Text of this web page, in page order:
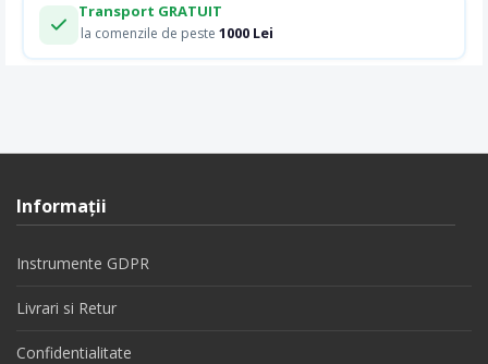
Transport GRATUIT
la comenzile de peste 1000 Lei
Informaţii
Instrumente GDPR
Livrari si Retur
Confidentialitate